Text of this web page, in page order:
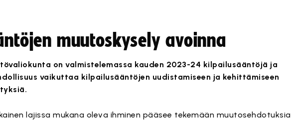
muutoskysely avoinna
on valmistelemassa kauden 2023-24 kilpailusääntöjä ja
vaikuttaa kilpailusääntöjen uudistamiseen ja kehittämiseen
lajissa mukana oleva ihminen pääsee tekemään muutosehdotuksia